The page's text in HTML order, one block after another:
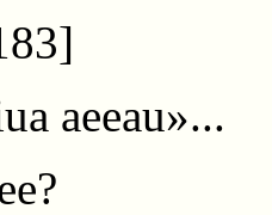
aeeau»...